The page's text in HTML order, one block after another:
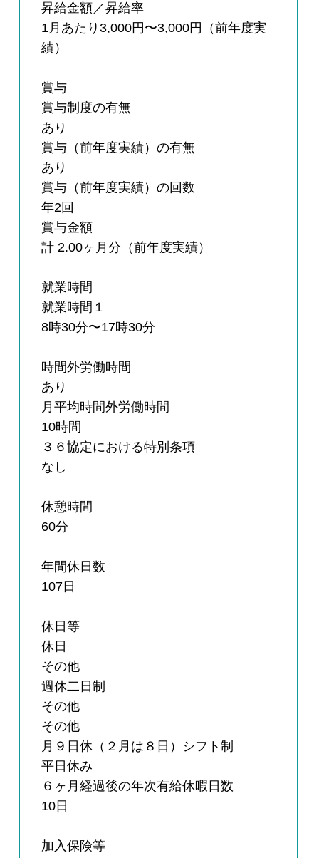
昇給金額／昇給率
1月あたり3,000円〜3,000円（前年度実
績）
賞与
賞与制度の有無
あり
賞与（前年度実績）の有無
あり
賞与（前年度実績）の回数
年2回
賞与金額
計 2.00ヶ月分（前年度実績）
就業時間
就業時間１
8時30分〜17時30分
時間外労働時間
あり
月平均時間外労働時間
10時間
３６協定における特別条項
なし
休憩時間
60分
年間休日数
107日
休日等
休日
その他
週休二日制
その他
その他
月９日休（２月は８日）シフト制
平日休み
６ヶ月経過後の年次有給休暇日数
10日
加入保険等